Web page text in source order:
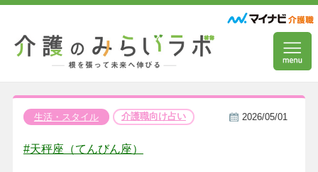
生活・スタイル 介護職向け占い 2026/05/01
#天秤座（てんびん座）